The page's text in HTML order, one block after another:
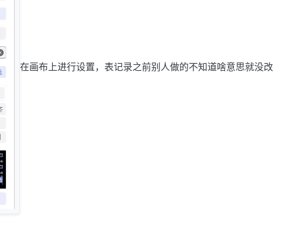
在画布上进行设置，表记录之前别人做的不知道啥意思就没改